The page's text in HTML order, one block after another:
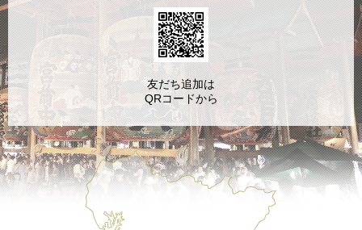
友だち追加は
QRコードから